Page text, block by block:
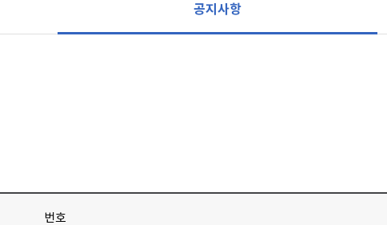
공지사항
번호